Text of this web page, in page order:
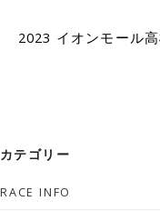
2023 イオンモール
カテゴリー
RACE INFO